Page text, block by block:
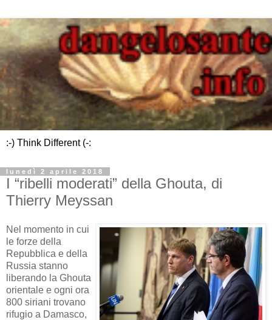
:-) Think Different (-:
lunedì 2 aprile 2018
I “ribelli moderati” della Ghouta, di
Thierry Meyssan
Nel momento in cui
le forze della
Repubblica e della
Russia stanno
liberando la Ghouta
orientale e ogni ora
800 siriani trovano
rifugio a Damasco,